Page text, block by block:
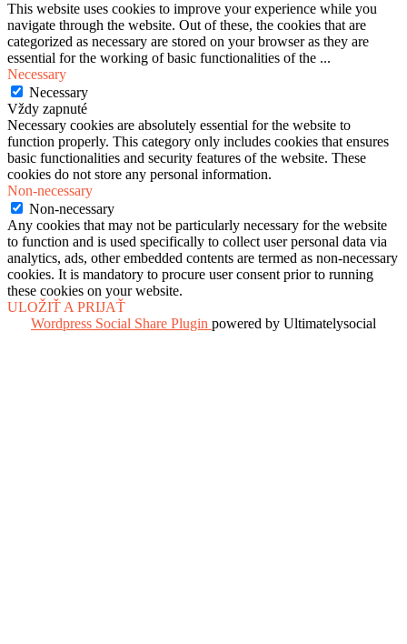
This website uses cookies to improve your experience while you
navigate through the website. Out of these, the cookies that are
categorized as necessary are stored on your browser as they are
essential for the working of basic functionalities of the ...
Necessary
Necessary
Vždy zapnuté
Necessary cookies are absolutely essential for the website to
function properly. This category only includes cookies that ensures
basic functionalities and security features of the website. These
cookies do not store any personal information.
Non-necessary
Non-necessary
Any cookies that may not be particularly necessary for the website
to function and is used specifically to collect user personal data via
analytics, ads, other embedded contents are termed as non-necessary
cookies. It is mandatory to procure user consent prior to running
these cookies on your website.
ULOŽIŤ A PRIJAŤ
Wordpress Social Share Plugin powered by Ultimatelysocial